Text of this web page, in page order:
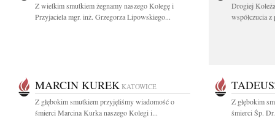
Z wielkim smutkiem żegnamy naszego Kolegę i
Przyjaciela mgr. inż. Grzegorza Lipowskiego...
Drogiej
współczucia
MARCIN KUREK KATOWICE
Z głębokim smutkiem przyjęliśmy wiadomość o
śmierci Marcina Kurka naszego Kolegi i...
Z głębokim
śmierci Śp.